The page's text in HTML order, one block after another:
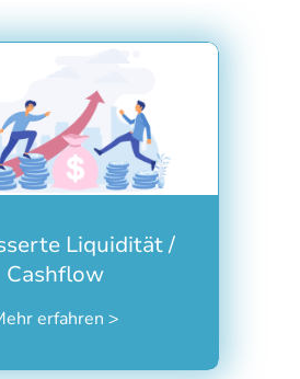
Liquidität /
identifizieren Sie
offene
schneller
Cashflow.
finanzielle Stabilität
kurzfristige